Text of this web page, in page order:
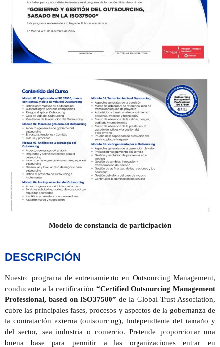
Modelo de constancia de participación
DESCRIPCIÓN
Nuestro programa de entrenamiento en Outsourcing Management,
conducente a la certificación “Certified Outsourcing Management
Professional, based on ISO37500” de la Global Trust Association,
cubre las principales fases, procesos y aspectos de la gobernanza de
la contratación externa (outsourcing), independiente del tamaño y
del sector, sea industria o comercio. Pretende proporcionar una
buena base para permitir a las organizaciones entrar en